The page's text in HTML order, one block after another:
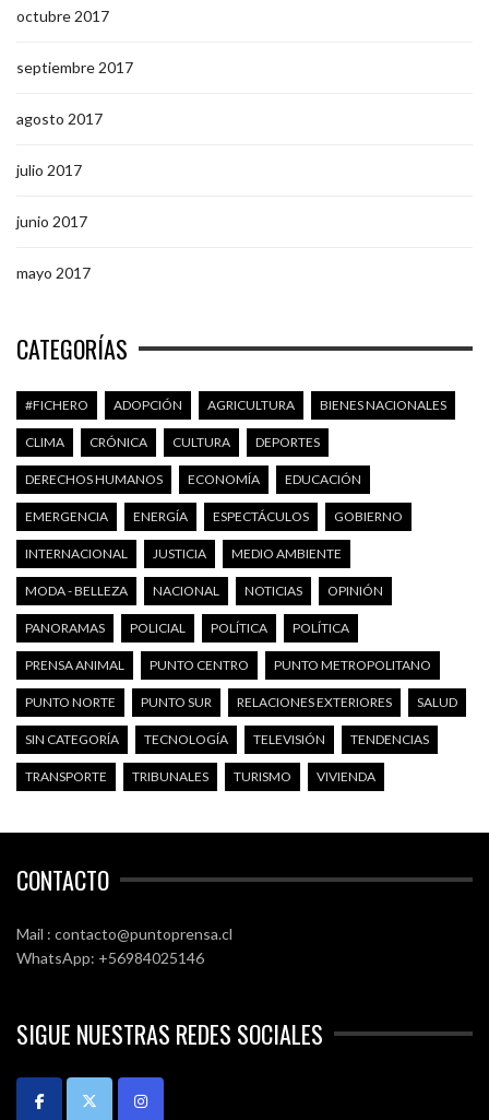
octubre 2017
septiembre 2017
agosto 2017
julio 2017
junio 2017
mayo 2017
CATEGORÍAS
#FICHERO ADOPCIÓN AGRICULTURA BIENES NACIONALES
CLIMA CRÓNICA CULTURA DEPORTES
DERECHOS HUMANOS ECONOMÍA EDUCACIÓN
EMERGENCIA ENERGÍA ESPECTÁCULOS GOBIERNO
INTERNACIONAL JUSTICIA MEDIO AMBIENTE
MODA - BELLEZA NACIONAL NOTICIAS OPINIÓN
PANORAMAS POLICIAL POLÍTICA POLÍTICA
PRENSA ANIMAL PUNTO CENTRO PUNTO METROPOLITANO
PUNTO NORTE PUNTO SUR RELACIONES EXTERIORES SALUD
SIN CATEGORÍA TECNOLOGÍA TELEVISIÓN TENDENCIAS
TRANSPORTE TRIBUNALES TURISMO VIVIENDA
CONTACTO
Mail : contacto@puntoprensa.cl
WhatsApp: +56984025146
SIGUE NUESTRAS REDES SOCIALES